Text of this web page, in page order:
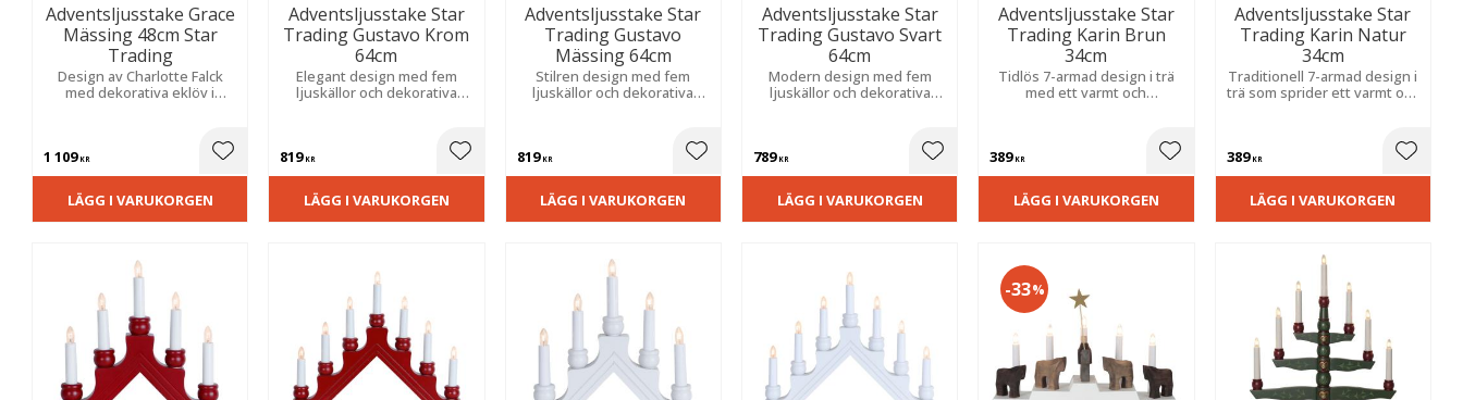
Adventsljusstake Grace
Mässing 48cm Star
Trading
Design av Charlotte Falck
med dekorativa eklöv i
1 109KR Lägg till i favoriter
LÄGG I VARUKORGEN
Adventsljusstake Star
Trading Gustavo Krom
64cm
Elegant design med fem
ljuskällor och dekorativa
fönster eller på en skänk till
819KR Lägg till i favoriter
LÄGG I VARUKORGEN
Adventsljusstake Star
Trading Gustavo
Mässing 64cm
Stilren design med fem
ljuskällor och dekorativa
819KR Lägg till i favoriter
LÄGG I VARUKORGEN
Adventsljusstake Star
Trading Gustavo Svart
64cm
Modern design med fem
ljuskällor och dekorativa
fönster eller på en skänk för
789KR Lägg till i favoriter
LÄGG I VARUKORGEN
Adventsljusstake Star
Trading Karin Brun
34cm
Tidlös 7-armad design i trä
med ett varmt och
389KR Lägg till i favoriter
LÄGG I VARUKORGEN
Adventsljusstake Star
Trading Karin Natur
34cm
Traditionell 7-armad design i
trä som sprider ett varmt och
389KR Lägg
LÄGG I VARUKORGEN
33%